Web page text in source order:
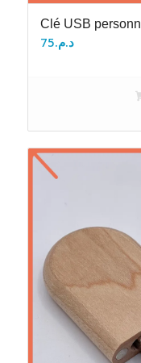
Clé USB
د.م.75